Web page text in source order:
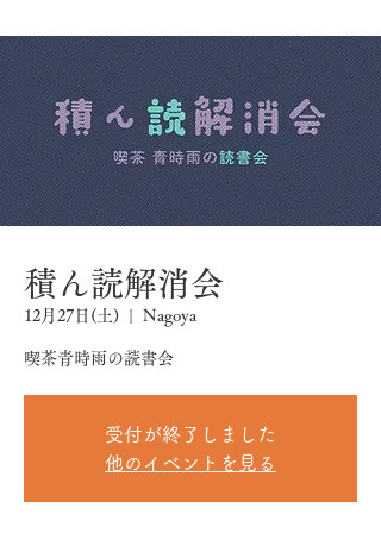
積ん読解消会
12月27日(土) Nagoya
喫茶青時雨の読書会
受付が終了しました
他のイベントを見る